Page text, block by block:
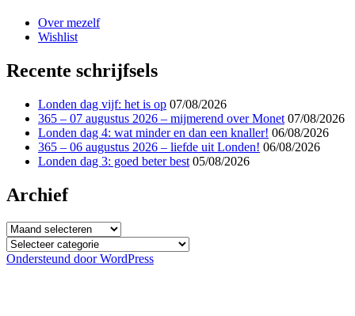
Over mezelf
Wishlist
Recente schrijfsels
Londen dag vijf: het is op 07/08/2026
365 – 07 augustus 2026 – mijmerend over Monet 07/08/2026
Londen dag 4: wat minder en dan een knaller! 06/08/2026
365 – 06 augustus 2026 – liefde uit Londen! 06/08/2026
Londen dag 3: goed beter best 05/08/2026
Archief
Archief
Categorieën
Ondersteund door WordPress